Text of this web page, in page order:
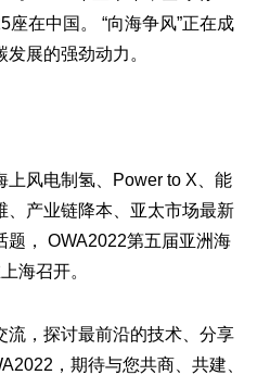
在中国。 “向海争风”正在成
展的强劲动力。
风电制氢、Power to X、能
、产业链降本、亚太市场最新
， OWA2022第五届亚洲海
海召开。
，探讨最前沿的技术、分享
，期待与您共商、共建、